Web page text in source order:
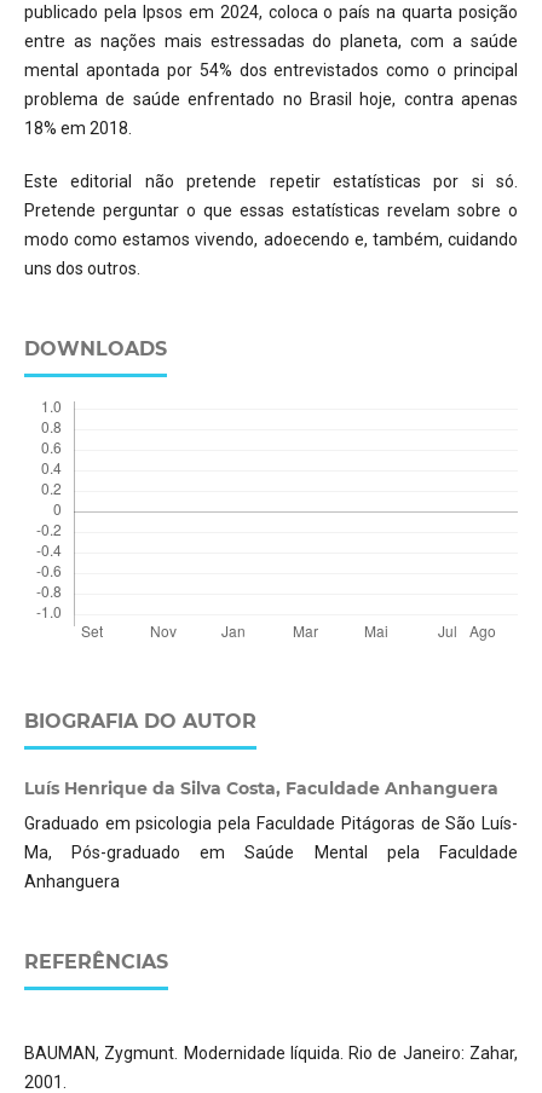
publicado pela Ipsos em 2024, coloca o país na quarta posição
entre as nações mais estressadas do planeta, com a saúde
mental apontada por 54% dos entrevistados como o principal
problema de saúde enfrentado no Brasil hoje, contra apenas
18% em 2018.
Este editorial não pretende repetir estatísticas por si só.
Pretende perguntar o que essas estatísticas revelam sobre o
modo como estamos vivendo, adoecendo e, também, cuidando
uns dos outros.
DOWNLOADS
BIOGRAFIA DO AUTOR
Luís Henrique da Silva Costa, Faculdade Anhanguera
Graduado em psicologia pela Faculdade Pitágoras de São Luís-
Ma, Pós-graduado em Saúde Mental pela Faculdade
Anhanguera
REFERÊNCIAS
BAUMAN, Zygmunt. Modernidade líquida. Rio de Janeiro: Zahar,
2001.